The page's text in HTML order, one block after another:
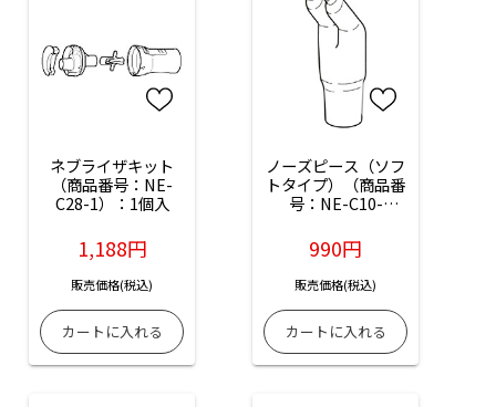
ネブライザキット
（商品番号：NE-
C28-1）：1個入
1,188円
販売価格(税込)
ノーズピース（ソフ
トタイプ）（商品番
号：NE-C10-
990円
販売価格(税込)